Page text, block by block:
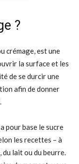
?
crémage, est une
la surface et les
de se durcir une
afin de donner
pour base le sucre
les recettes – à
du lait ou du beurre.